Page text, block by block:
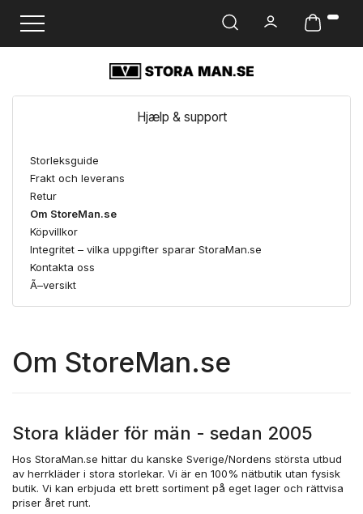
Ändra navigering
Hjælp & support
Storleksguide
Frakt och leverans
Retur
Om StoreMan.se
Köpvillkor
Integritet – vilka uppgifter sparar StoraMan.se
Kontakta oss
Ã–versikt
Om StoreMan.se
Stora kläder för män - sedan 2005
Hos StoraMan.se hittar du kanske Sverige/Nordens största utbud
av herrkläder i stora storlekar. Vi är en 100% nätbutik utan fysisk
butik. Vi kan erbjuda ett brett sortiment på eget lager och rättvisa
priser året runt.